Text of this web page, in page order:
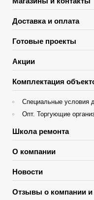
Доставка и оплата
Готовые проекты
Акции
Комплектация
Специальные условия
Опт. Торгующие
Школа ремонта
О компании
Новости
Отзывы о компании и